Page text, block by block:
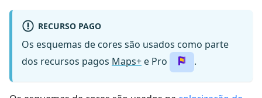
RECURSO PAGO
Os esquemas de cores são usados como parte
dos recursos pagos Maps+ e Pro .